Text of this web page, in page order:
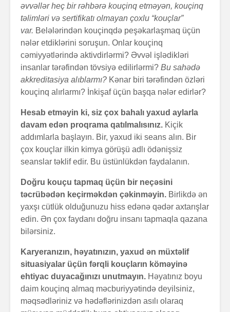
əvvəllər heç bir rəhbərə kouçinq etməyən, kouçinq
təlimləri və sertifikatı olmayan çoxlu “kouçlar”
var. Belələrindən kouçinqdə peşəkarlaşmaq üçün
nələr etdiklərini soruşun. Onlar kouçinq
cəmiyyətlərində aktivdirlərmi? Əvvəl işlədikləri
insanlar tərəfindən tövsiyə edilirlərmi? Bu sahədə
akkreditasiya alıblarmı? Kənar biri tərəfindən özləri
kouçinq alırlarmı? İnkişaf üçün başqa nələr edirlər?
Hesab etməyin ki, siz çox bahalı yaxud aylarla
davam edən proqrama qatılmalısınız. Kiçik
addımlarla başlayın. Bir, yaxud iki seans alın. Bir
çox kouçlar ilkin kimya görüşü adlı ödənişsiz
seanslar təklif edir. Bu üstünlükdən faydalanın.
Doğru kouçu tapmaq üçün bir neçəsini
təcrübədən keçirməkdən çəkinməyin. Birlikdə ən
yaxşı cütlük olduğunuzu hiss edənə qədər axtarışlar
edin. Ən çox faydanı doğru insanı tapmaqla qazana
bilərsiniz.
Karyeranızın, həyatınızın, yaxud ən müxtəlif
situasiyalar üçün fərqli kouçların köməyinə
ehtiyac duyacağınızı unutmayın. Həyatınız boyu
daim kouçinq almaq məcburiyyətində deyilsiniz,
məqsədləriniz və hədəflərinizdən asılı olaraq